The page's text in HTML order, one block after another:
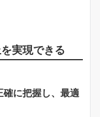
実現できる
に把握し、最適